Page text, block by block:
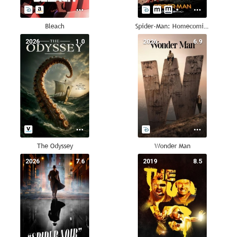
Bleach Spider-Man: Homecoming
1.0
2026
The Odyssey
6.9
2026
Wonder Man
7.6
2026 8.5
2019